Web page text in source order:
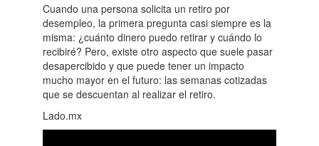
Cuando una persona solicita un retiro por
desempleo, la primera pregunta casi siempre es la
misma: ¿cuánto dinero puedo retirar y cuándo lo
recibiré? Pero, existe otro aspecto que suele pasar
desapercibido y que puede tener un impacto
mucho mayor en el futuro: las semanas cotizadas
que se descuentan al realizar el retiro.
Lado.mx